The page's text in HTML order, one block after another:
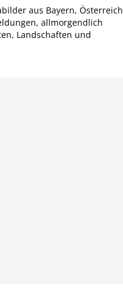
aus Bayern, Österreich
allmorgendlich
Landschaften und